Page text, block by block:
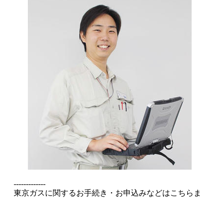
-------------
東京ガスに関するお手続き・お申込みなどはこちらま